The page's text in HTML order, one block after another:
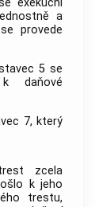
exekuční
a
provede
5 se
daňové
7, který
zcela
k jeho
trestu,